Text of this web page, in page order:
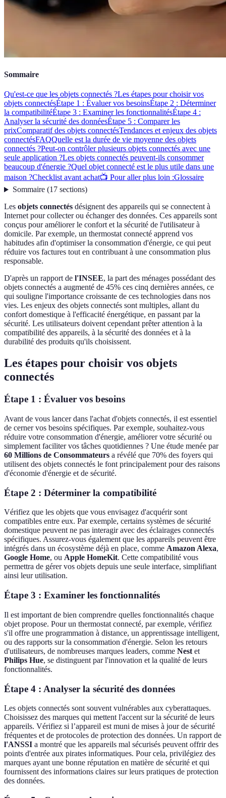
Sommaire
Qu'est-ce que les objets connectés ?Les étapes pour choisir vos
objets connectésÉtape 1 : Évaluer vos besoinsÉtape 2 : Déterminer
la compatibilitéÉtape 3 : Examiner les fonctionnalitésÉtape 4 :
Analyser la sécurité des donnéesÉtape 5 : Comparer les
prixComparatif des objets connectésTendances et enjeux des objets
connectésFAQQuelle est la durée de vie moyenne des objets
connectés ?Peut-on contrôler plusieurs objets connectés avec une
seule application ?Les objets connectés peuvent-ils consommer
beaucoup d'énergie ?Quel objet connecté est le plus utile dans une
maison ?Checklist avant achat📺 Pour aller plus loin :Glossaire
Sommaire(17 sections)
Les objets connectés désignent des appareils qui se connectent à
Internet pour collecter ou échanger des données. Ces appareils sont
conçus pour améliorer le confort et la sécurité de l'utilisateur à
domicile. Par exemple, un thermostat connecté apprend vos
habitudes afin d'optimiser la consommation d'énergie, ce qui peut
réduire vos factures tout en contribuant à une consommation plus
responsable.
D'après un rapport de l'INSEE, la part des ménages possédant des
objets connectés a augmenté de 45% ces cinq dernières années, ce
qui souligne l'importance croissante de ces technologies dans nos
vies. Les enjeux des objets connectés sont multiples, allant du
confort domestique à l'efficacité énergétique, en passant par la
sécurité. Les utilisateurs doivent cependant prêter attention à la
compatibilité des appareils, à la sécurité des données et à la
durabilité des produits qu'ils choisissent.
Les étapes pour choisir vos objets
connectés
Étape 1 : Évaluer vos besoins
Avant de vous lancer dans l'achat d'objets connectés, il est essentiel
de cerner vos besoins spécifiques. Par exemple, souhaitez-vous
réduire votre consommation d'énergie, améliorer votre sécurité ou
simplement faciliter vos tâches quotidiennes ? Une étude menée par
60 Millions de Consommateurs a révélé que 70% des foyers qui
utilisent des objets connectés le font principalement pour des raisons
d'économie d'énergie et de sécurité.
Étape 2 : Déterminer la compatibilité
Vérifiez que les objets que vous envisagez d'acquérir sont
compatibles entre eux. Par exemple, certains systèmes de sécurité
domestique peuvent ne pas interagir avec des éclairages connectés
spécifiques. Assurez-vous également que les appareils peuvent être
intégrés dans un écosystème déjà en place, comme Amazon Alexa,
Google Home, ou Apple HomeKit. Cette compatibilité vous
permettra de gérer vos objets depuis une seule interface, simplifiant
ainsi leur utilisation.
Étape 3 : Examiner les fonctionnalités
Il est important de bien comprendre quelles fonctionnalités chaque
objet propose. Pour un thermostat connecté, par exemple, vérifiez
s'il offre une programmation à distance, un apprentissage intelligent,
ou des rapports sur la consommation d'énergie. Selon les retours
d'utilisateurs, de nombreuses marques leaders, comme Nest et
Philips Hue, se distinguent par l'innovation et la qualité de leurs
fonctionnalités.
Étape 4 : Analyser la sécurité des données
Les objets connectés sont souvent vulnérables aux cyberattaques.
Choisissez des marques qui mettent l'accent sur la sécurité de leurs
appareils. Vérifiez si l’appareil est muni de mises à jour de sécurité
fréquentes et de protocoles de protection des données. Un rapport de
l'ANSSI a montré que les appareils mal sécurisés peuvent offrir des
points d'entrée aux pirates informatiques. Pour cela, privilégiez des
marques ayant une bonne réputation en matière de sécurité et qui
fournissent des informations claires sur leurs pratiques de protection
des données.